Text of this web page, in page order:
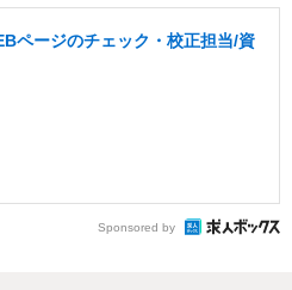
ページのチェック・校正担当/資
Sponsored by